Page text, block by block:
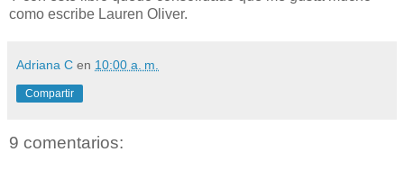
como escribe Lauren Oliver.
Adriana C en 10:00 a. m.
Compartir
9 comentarios: